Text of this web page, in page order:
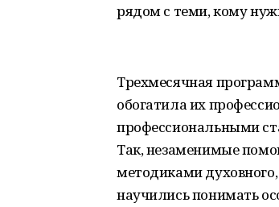
рядом с теми, кому
Трехмесячная
обогатила их
профессиональными
Так, незаменимые
методиками духовного,
научились понимать